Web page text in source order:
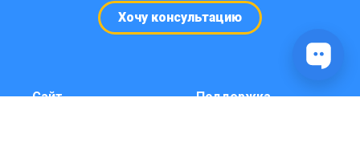
Хочу консультацию
Сайт
Поддержка